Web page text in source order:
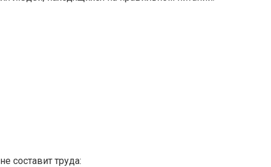
составит труда: